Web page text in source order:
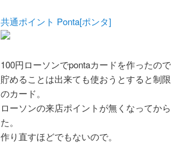
共通ポイント Ponta[ポンタ]
100円ローソンでpontaカードを作ったので
貯めることは出来ても使おうとすると制
のカード。
ローソンの来店ポイントが無くなってか
た。
作り直すほどでもないので。